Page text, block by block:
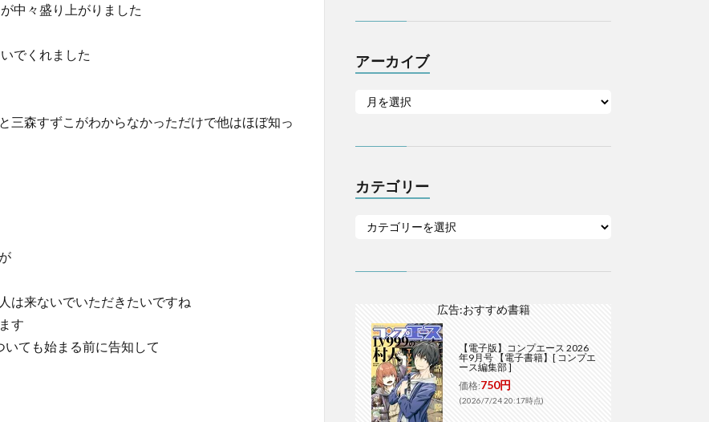
中々盛り上がりました
でくれました
三森すずこがわからなかっただけで他はほぼ知っ
は来ないでいただきたいですね
す
ても始まる前に告知して
アーカイブ
カテゴリー
広告:おすすめ書籍
【電子版】コンプエース 2026
年9月号 【電子書籍】[ コンプエ
ース編集部 ]
価格:750円
(2026/7/24 20:17時点)